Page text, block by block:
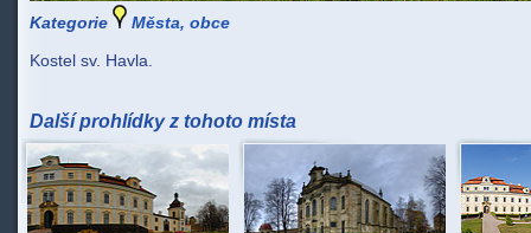
Kategorie
Města, obce
Kostel sv. Havla.
Další prohlídky z tohoto místa